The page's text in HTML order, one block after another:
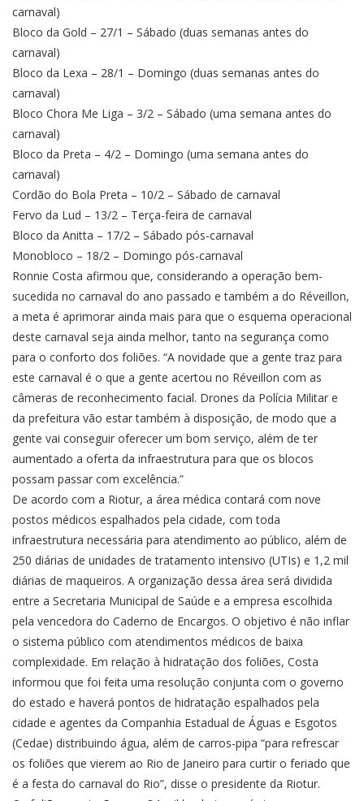
carnaval)
Bloco da Gold – 27/1 – Sábado (duas semanas antes do
carnaval)
Bloco da Lexa – 28/1 – Domingo (duas semanas antes do
carnaval)
Bloco Chora Me Liga – 3/2 – Sábado (uma semana antes do
carnaval)
Bloco da Preta – 4/2 – Domingo (uma semana antes do
carnaval)
Cordão do Bola Preta – 10/2 – Sábado de carnaval
Fervo da Lud – 13/2 – Terça-feira de carnaval
Bloco da Anitta – 17/2 – Sábado pós-carnaval
Monobloco – 18/2 – Domingo pós-carnaval
Ronnie Costa afirmou que, considerando a operação bem-
sucedida no carnaval do ano passado e também a do Réveillon,
a meta é aprimorar ainda mais para que o esquema operacional
deste carnaval seja ainda melhor, tanto na segurança como
para o conforto dos foliões. “A novidade que a gente traz para
este carnaval é o que a gente acertou no Réveillon com as
câmeras de reconhecimento facial. Drones da Polícia Militar e
da prefeitura vão estar também à disposição, de modo que a
gente vai conseguir oferecer um bom serviço, além de ter
aumentado a oferta da infraestrutura para que os blocos
possam passar com excelência.”
De acordo com a Riotur, a área médica contará com nove
postos médicos espalhados pela cidade, com toda
infraestrutura necessária para atendimento ao público, além de
250 diárias de unidades de tratamento intensivo (UTIs) e 1,2 mil
diárias de maqueiros. A organização dessa área será dividida
entre a Secretaria Municipal de Saúde e a empresa escolhida
pela vencedora do Caderno de Encargos. O objetivo é não inflar
o sistema público com atendimentos médicos de baixa
complexidade. Em relação à hidratação dos foliões, Costa
informou que foi feita uma resolução conjunta com o governo
do estado e haverá pontos de hidratação espalhados pela
cidade e agentes da Companhia Estadual de Águas e Esgotos
(Cedae) distribuindo água, além de carros-pipa “para refrescar
os foliões que vierem ao Rio de Janeiro para curtir o feriado que
é a festa do carnaval do Rio”, disse o presidente da Riotur.